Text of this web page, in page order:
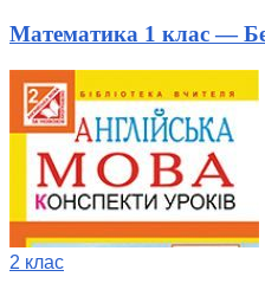
Математика 1 клас —
2 клас